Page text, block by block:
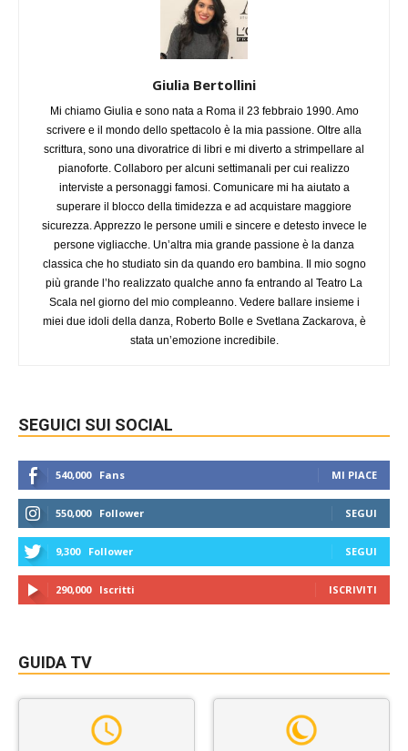
Giulia Bertollini
Mi chiamo Giulia e sono nata a Roma il 23 febbraio 1990. Amo
scrivere e il mondo dello spettacolo è la mia passione. Oltre alla
scrittura, sono una divoratrice di libri e mi diverto a strimpellare al
pianoforte. Collaboro per alcuni settimanali per cui realizzo
interviste a personaggi famosi. Comunicare mi ha aiutato a
superare il blocco della timidezza e ad acquistare maggiore
sicurezza. Apprezzo le persone umili e sincere e detesto invece le
persone vigliacche. Un’altra mia grande passione è la danza
classica che ho studiato sin da quando ero bambina. Il mio sogno
più grande l’ho realizzato qualche anno fa entrando al Teatro La
Scala nel giorno del mio compleanno. Vedere ballare insieme i
miei due idoli della danza, Roberto Bolle e Svetlana Zackarova, è
stata un’emozione incredibile.
SEGUICI SUI SOCIAL
540,000 Fans MI PIACE
550,000 Follower SEGUI
9,300 Follower SEGUI
290,000 Iscritti ISCRIVITI
GUIDA TV